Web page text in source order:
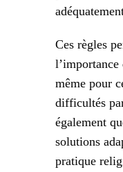
Ces règles
l’importance
même pour
difficultés
également
solutions
pratique